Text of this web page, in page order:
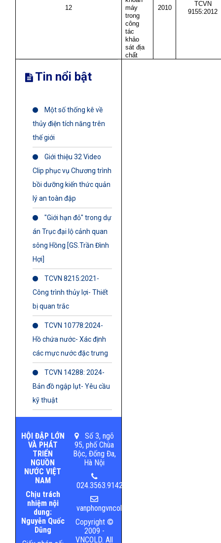
12
máy
trong
công
tác
khảo
sát địa
chất
2010
TCVN
9155:2012
Tin nổi bật
Một số thống kê về
thủy điện tích năng trên
thế giới
Giới thiệu 32 Video
Clip phục vụ Chương trình
bồi dưỡng kiến thức quản
lý an toàn đập
"Giới hạn đỏ" trong dự
án Trục đại lộ cảnh quan
sông Hồng [GS.Trần Đình
Hợi]
TCVN 8215:2021-
Công trình thủy lợi- Thiết
bị quan trắc
TCVN 10778:2024-
Hồ chứa nước- Xác định
các mực nước đặc trưng
TCVN 14288: 2024-
Bản đồ ngập lụt- Yêu cầu
kỹ thuật
HỘI ĐẬP LỚN
VÀ PHÁT
TRIỂN
NGUỒN
NƯỚC VIỆT
NAM
Chịu trách
nhiệm nội
dung:
Nguyễn Quốc
Dũng
Số 3, ngõ
95, phố Chùa
Bộc, Đống Đa,
Hà Nội
024.3563.9142
vanphongvncold@mard.gov.vn
Copyright ©
2009 -
VNCOLD. All